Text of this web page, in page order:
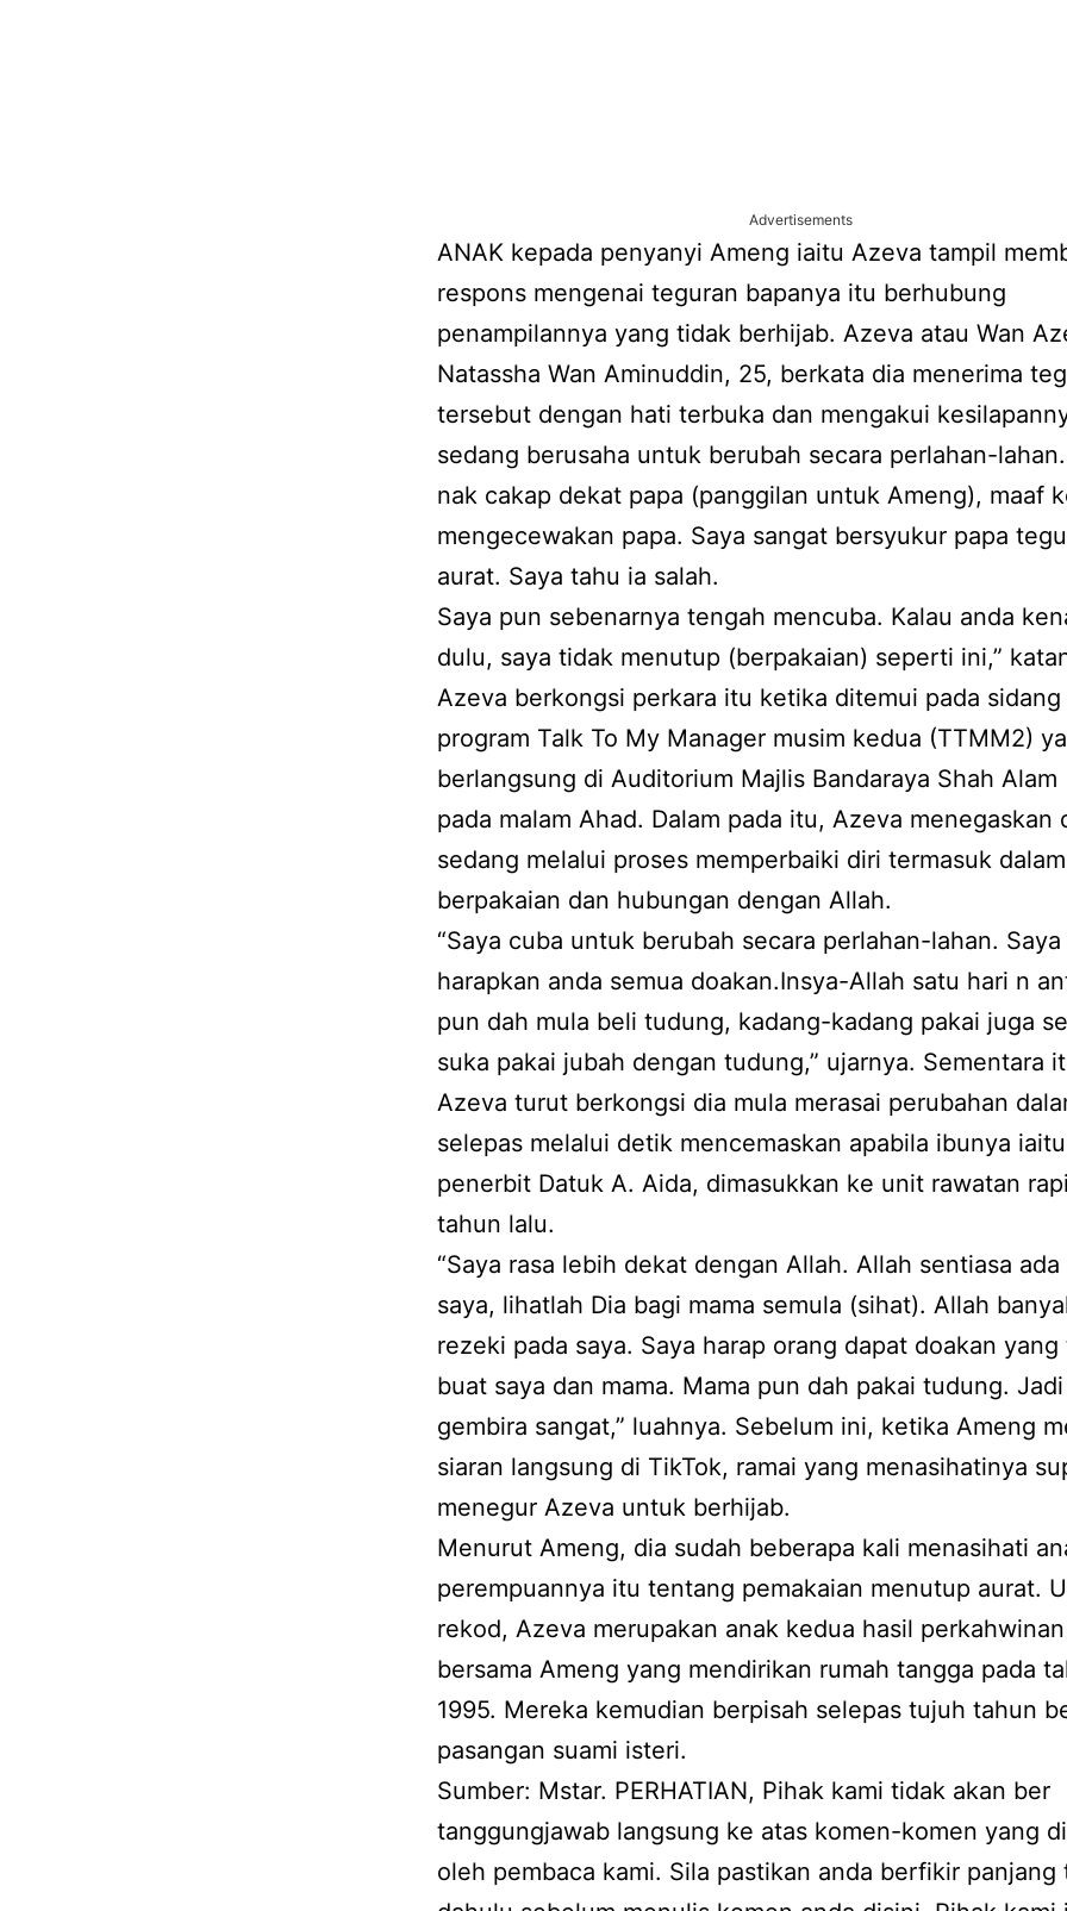
Advertisements
ANAK kepada penyanyi Ameng iaitu Azeva tampil
respons mengenai teguran bapanya itu berhubung
penampilannya yang tidak berhijab. Azeva atau Wan
Natassha Wan Aminuddin, 25, berkata dia menerima
tersebut dengan hati terbuka dan mengakui
sedang berusaha untuk berubah secara perlahan-lahan.
nak cakap dekat papa (panggilan untuk Ameng), maaf
mengecewakan papa. Saya sangat bersyukur papa
aurat. Saya tahu ia salah.
Saya pun sebenarnya tengah mencuba. Kalau anda
dulu, saya tidak menutup (berpakaian) seperti ini,”
Azeva berkongsi perkara itu ketika ditemui pada sidang
program Talk To My Manager musim kedua (TTMM2)
berlangsung di Auditorium Majlis Bandaraya Shah Alam
pada malam Ahad. Dalam pada itu, Azeva menegaskan
sedang melalui proses memperbaiki diri termasuk
berpakaian dan hubungan dengan Allah.
“Saya cuba untuk berubah secara perlahan-lahan.
harapkan anda semua doakan.Insya-Allah satu hari n
pun dah mula beli tudung, kadang-kadang pakai juga
suka pakai jubah dengan tudung,” ujarnya. Sementara
Azeva turut berkongsi dia mula merasai perubahan
selepas melalui detik mencemaskan apabila ibunya iaitu
penerbit Datuk A. Aida, dimasukkan ke unit rawatan
tahun lalu.
“Saya rasa lebih dekat dengan Allah. Allah sentiasa
saya, lihatlah Dia bagi mama semula (sihat). Allah
rezeki pada saya. Saya harap orang dapat doakan
buat saya dan mama. Mama pun dah pakai tudung.
gembira sangat,” luahnya. Sebelum ini, ketika Ameng
siaran langsung di TikTok, ramai yang menasihatinya
menegur Azeva untuk berhijab.
Menurut Ameng, dia sudah beberapa kali menasihati
perempuannya itu tentang pemakaian menutup aurat.
rekod, Azeva merupakan anak kedua hasil
bersama Ameng yang mendirikan rumah tangga pada
1995. Mereka kemudian berpisah selepas tujuh tahun
pasangan suami isteri.
Sumber: Mstar. PERHATIAN, Pihak kami tidak akan ber
tanggungjawab langsung ke atas komen-komen yang
oleh pembaca kami. Sila pastikan anda berfikir panjang